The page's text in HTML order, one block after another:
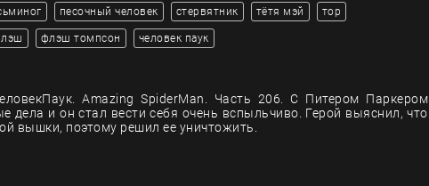
песочный человек стервятник тётя мэй тор
флэш томпсон человек паук
Amazing SpiderMan. Часть 206. С Питером Паркером
дела и он стал вести себя очень вспыльчиво. Герой выяснил, что
вышки, поэтому решил ее уничтожить.